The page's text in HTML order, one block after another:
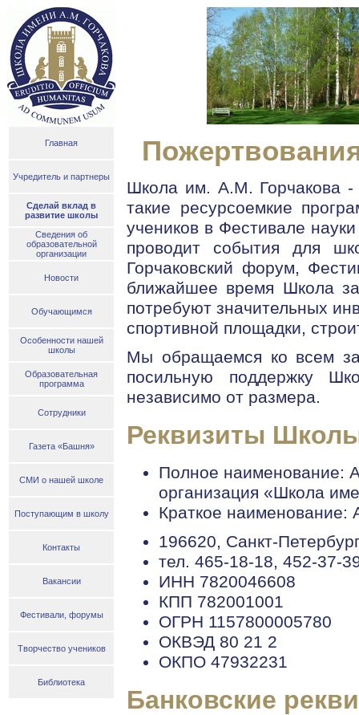
Главная
Учредитель и партнеры
Сделай вклад в
развитие школы
Сведения об
образовательной
организации
Новости
Обучающимся
Особенности нашей
школы
Образовательная
программа
Сотрудники
Газета «Башня»
СМИ о нашей школе
Поступающим в школу
Контакты
Вакансии
Фестивали, форумы
Творчество учеников
Библиотека
Школа им. А.М. Горчакова -
такие ресурсоемкие
учеников в Фестивале
проводит события для
Горчаковский форум,
ближайшее время Школа
потребуют значительных
спортивной площадки,
Мы обращаемся ко всем
посильную поддержку
независимо от размера.
Реквизиты
Полное наименование:
организация «Школа
Краткое
196620, Санкт-
тел. 465-18-18, 452-37-
ИНН 7820046608
КПП 782001001
ОГРН 1157800005780
ОКВЭД 80 21 2
ОКПО 47932231
Банковские